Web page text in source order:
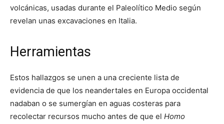
volcánicas, usadas durante el Paleolítico Medio según
revelan unas excavaciones en Italia.
Herramientas
Estos hallazgos se unen a una creciente lista de
evidencia de que los neandertales en Europa occidental
nadaban o se sumergían en aguas costeras para
recolectar recursos mucho antes de que el Homo